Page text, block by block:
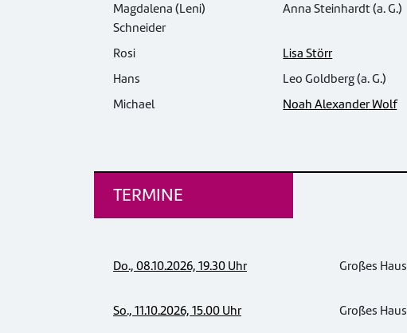
Magdalena (Leni)
Schneider
Anna Steinhardt (a. G.)
Rosi
Lisa Störr
Hans
Leo Goldberg (a. G.)
Michael
Noah Alexander Wolf
TERMINE
Do., 08.10.2026, 19.30 Uhr Großes Haus
So., 11.10.2026, 15.00 Uhr Großes Haus